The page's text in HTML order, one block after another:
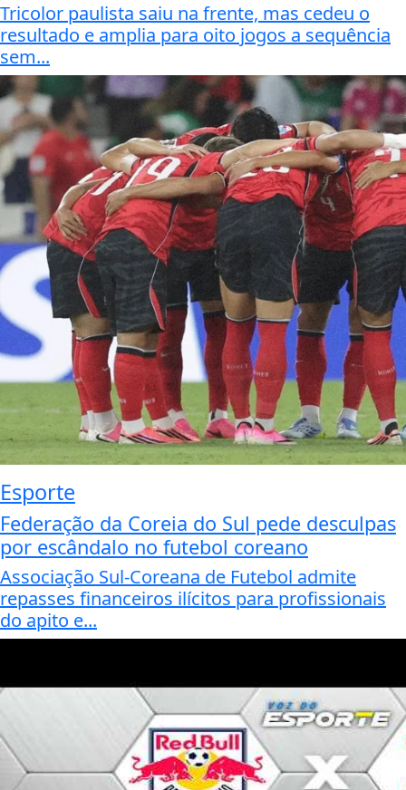
Tricolor paulista saiu na frente, mas cedeu o
resultado e amplia para oito jogos a sequência
sem...
Esporte
Federação da Coreia do Sul pede desculpas
por escândalo no futebol coreano
Associação Sul-Coreana de Futebol admite
repasses financeiros ilícitos para profissionais
do apito e...